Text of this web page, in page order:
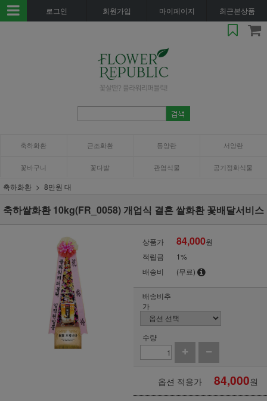
로그인 회원가입 마이페이지 최근본상품
축하화환 근조화환 동양란 서양란
꽃바구니 꽃다발 관엽식물 공기정화식물
축하화환 8만원 대
축하쌀화환 10kg(FR_0058) 개업식 결혼 쌀화환 꽃배달서비스
상품가 84,000원
적립금
1%
배송비
(무료)
배송비추
가
수량
옵션 적용가 84,000원